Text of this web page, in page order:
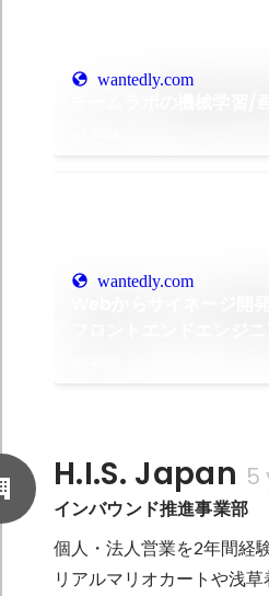
wantedly.com
wantedly.com
H.I.S. Japan 5
インバウンド推進事業部
個人・法人営業を2年間経
リアルマリオカートや浅